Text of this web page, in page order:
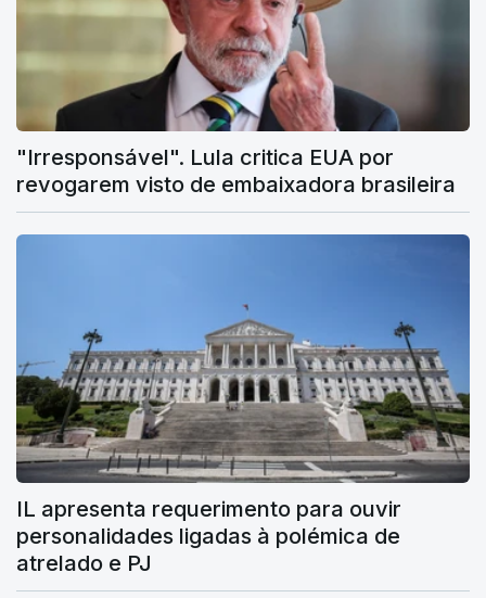
"Irresponsável". Lula critica EUA por
revogarem visto de embaixadora brasileira
IL apresenta requerimento para ouvir
personalidades ligadas à polémica de
atrelado e PJ